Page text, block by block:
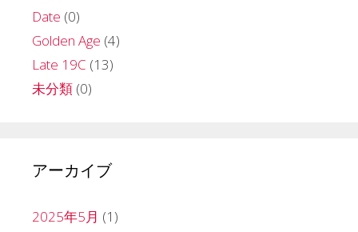
Date (0)
Golden Age (4)
Late 19C (13)
未分類 (0)
アーカイブ
2025年5月 (1)